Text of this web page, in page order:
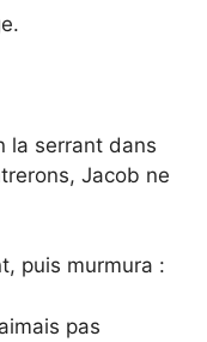
la serrant dans
Jacob ne
puis murmura :
pas